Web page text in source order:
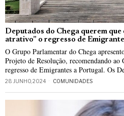
Deputados do Chega querem
atrativo” o regresso de
O Grupo Parlamentar do Chega
Projeto de Resolução, recomendando
regresso de Emigrantes a Portugal. Os
28 JUNHO, 2024 COMUNIDADES